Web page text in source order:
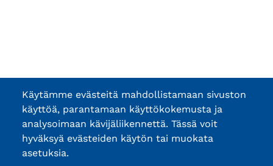
Käytämme evästeitä mahdollistamaan sivuston
käyttöä, parantamaan käyttökokemusta ja
analysoimaan kävijäliikennettä. Tässä voit
hyväksyä evästeiden käytön tai muokata
asetuksia.